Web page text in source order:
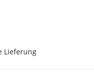
Lieferung